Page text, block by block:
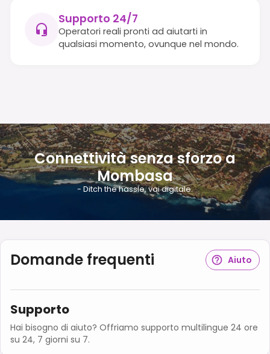
Supporto 24/7
Operatori reali pronti ad aiutarti in
qualsiasi momento, ovunque nel mondo.
Connettività senza sforzo a
Mombasa
- Ditch the hassle, vai digitale.
Domande frequenti Aiuto
Supporto
Hai bisogno di aiuto? Offriamo supporto multilingue 24 ore
su 24, 7 giorni su 7.